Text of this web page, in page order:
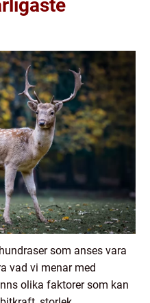
som anses vara
vad vi menar med
olika faktorer som kan